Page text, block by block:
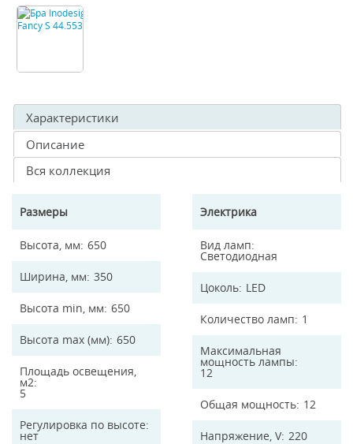
Характеристики
Описание
Вся коллекция
Размеры
Высота, мм 650
Ширина, мм 350
Высота min, мм 650
Высота max (мм) 650
Площадь освещения,
м2
5
Регулировка по высоте
нет
Электрика
Вид ламп
Светодиодная
Цоколь LED
Количество ламп 1
Максимальная
мощность лампы
12
Общая мощность 12
Напряжение, V 220